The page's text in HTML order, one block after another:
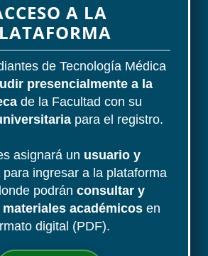
A LA
de Tecnología Médica
presencialmente a la
de la Facultad con su
para el registro.
asignará un usuario y
para ingresar a la plataforma
podrán consultar y
académicosen
digital (PDF).